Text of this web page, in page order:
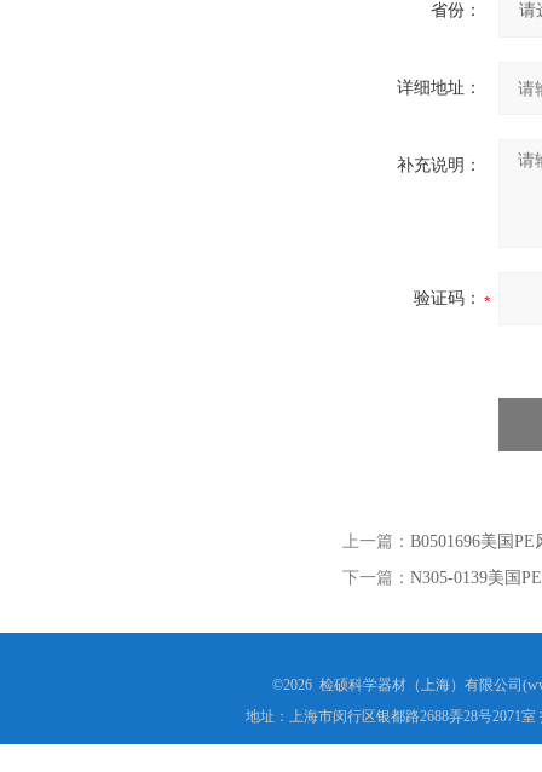
省份：
详细地址：
补充说明：
验证码：
上一篇： B0501696美国
下一篇： N305-0139美国
©2026 检硕科学器材（上海）有限公司
地址：上海市闵行区银都路2688弄28号2071室